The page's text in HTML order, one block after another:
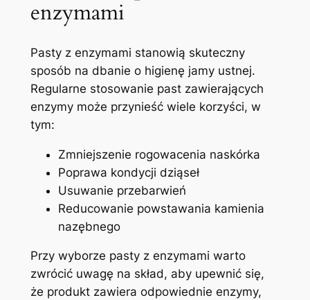
enzymami
Pasty z enzymami stanowią skuteczny
sposób ⁤na dbanie o higienę jamy⁣ ustnej.
Regularne stosowanie past zawierających
enzymy może ​przynieść wiele korzyści, w
tym:
Zmniejszenie ⁢rogowacenia naskórka
Poprawa kondycji ​dziąseł
Usuwanie przebarwień
Reducowanie powstawania kamienia​
nazębnego
Przy wyborze​ pasty z enzymami warto
zwrócić uwagę na skład,⁢ aby upewnić się,
że produkt zawiera odpowiednie ⁤enzymy,